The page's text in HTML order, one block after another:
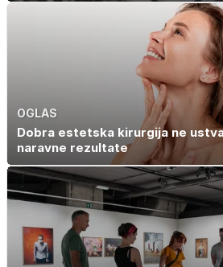
OGLAS
Dobra estetska kirurgija ne
naravne rezultate